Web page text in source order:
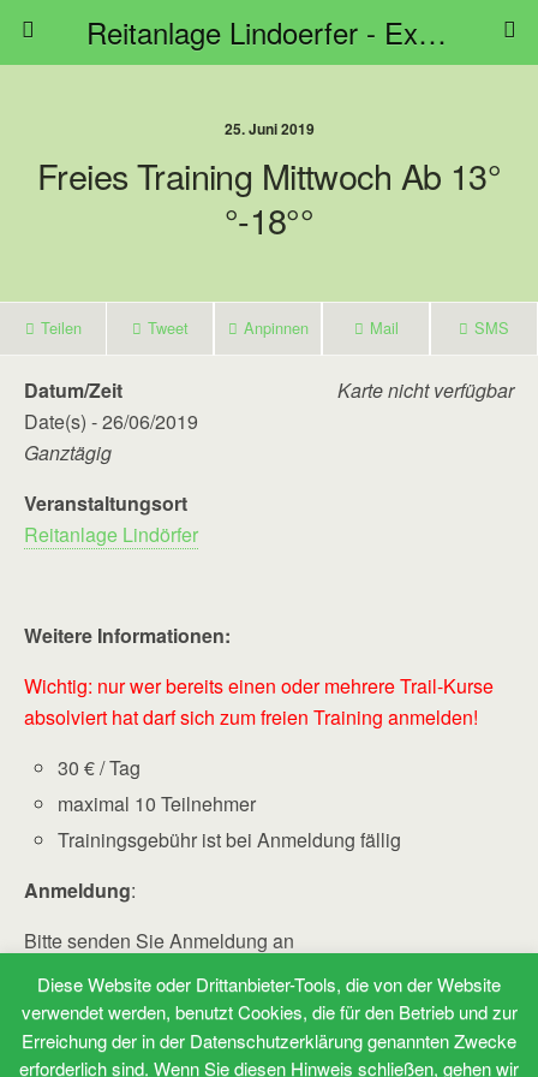
Reitanlage Lindoerfer - Extreme Trail Bayern
25. Juni 2019
Freies Training Mittwoch Ab 13°
°-18°°
Teilen Tweet Anpinnen Mail SMS
Karte nicht verfügbar
Datum/Zeit
Date(s) - 26/06/2019
Ganztägig
Veranstaltungsort
Reitanlage Lindörfer
Weitere Informationen:
Wichtig: nur wer bereits einen oder mehrere Trail-Kurse
absolviert hat darf sich zum freien Training anmelden!
30 € / Tag
maximal 10 Teilnehmer
Trainingsgebühr ist bei Anmeldung fällig
Anmeldung:
Bitte senden Sie Anmeldung an
info @ pferdetherapeut – osteopathie . de
(Leerzeichen bitte entfernen)
oder +49 160 90 91 90 94
Diese Website oder Drittanbieter-Tools, die von der Website
verwendet werden, benutzt Cookies, die für den Betrieb und zur
Erreichung der in der Datenschutzerklärung genannten Zwecke
erforderlich sind. Wenn Sie diesen Hinweis schließen, gehen wir